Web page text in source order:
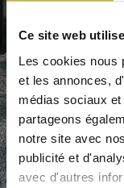
Ce site web
Les cookies nous
et les annonces,
médias sociaux
partageons
notre site avec
publicité et
avec d'autres